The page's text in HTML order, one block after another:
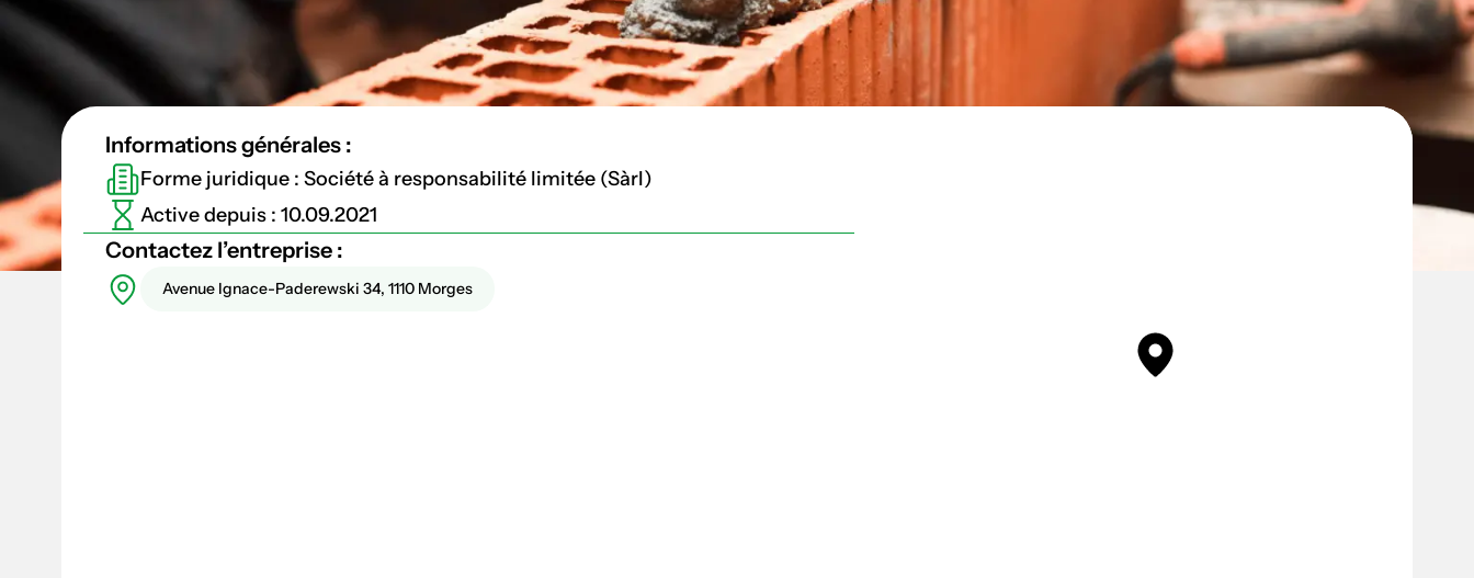
Informations générales :
Forme juridique : Société à responsabilité limitée (Sàrl)
Active depuis : 10.09.2021
Contactez l’entreprise :
Avenue Ignace-Paderewski 34, 1110 Morges